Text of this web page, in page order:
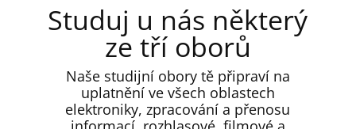
Studuj u nás některý
ze tří oborů
Naše studijní obory tě připraví na
uplatnění ve všech oblastech
elektroniky, zpracování a přenosu